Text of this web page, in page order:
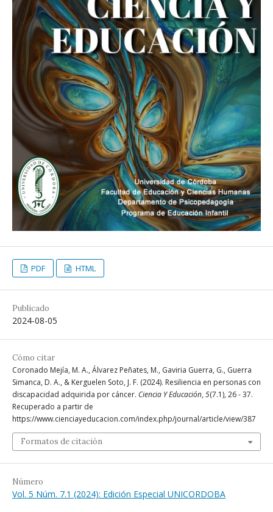
PDF HTML
Publicado
2024-08-05
Cómo citar
Coronado Mejía, M. A., Álvarez Peñates, M., Gaviria Guerra, G., Guerra
Simanca, D. A., & Kerguelen Soto, J. F. (2024). Resiliencia en personas con
discapacidad adquirida por cáncer. Ciencia Y Educación, 5(7.1), 26 - 37.
Recuperado a partir de
https://www.cienciayeducacion.com/index.php/journal/article/view/387
Formatos de citación
Número
Vol. 5 Núm. 7.1 (2024): Edición Especial UNICORDOBA